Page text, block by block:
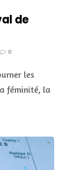
de
0
les
féminité, la